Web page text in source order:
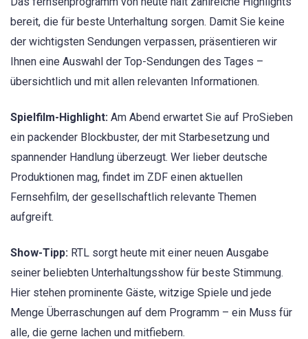
bereit, die für beste Unterhaltung sorgen. Damit Sie keine
der wichtigsten Sendungen verpassen, präsentieren wir
Ihnen eine Auswahl der Top-Sendungen des Tages –
übersichtlich und mit allen relevanten Informationen.
Spielfilm-Highlight: Am Abend erwartet Sie auf ProSieben
ein packender Blockbuster, der mit Starbesetzung und
spannender Handlung überzeugt. Wer lieber deutsche
Produktionen mag, findet im ZDF einen aktuellen
Fernsehfilm, der gesellschaftlich relevante Themen
aufgreift.
Show-Tipp: RTL sorgt heute mit einer neuen Ausgabe
seiner beliebten Unterhaltungsshow für beste Stimmung.
Hier stehen prominente Gäste, witzige Spiele und jede
Menge Überraschungen auf dem Programm – ein Muss für
alle, die gerne lachen und mitfiebern.